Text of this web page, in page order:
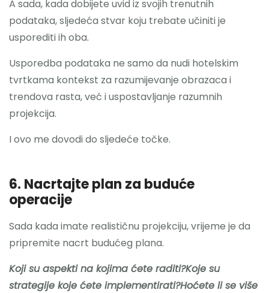
A sada, kada dobijete uvid iz svojih trenutnih
podataka, sljedeća stvar koju trebate učiniti je
usporediti ih oba.
Usporedba podataka ne samo da nudi hotelskim
tvrtkama kontekst za razumijevanje obrazaca i
trendova rasta, već i uspostavljanje razumnih
projekcija.
I ovo me dovodi do sljedeće točke.
6. Nacrtajte plan za buduće
operacije
Sada kada imate realističnu projekciju, vrijeme je da
pripremite nacrt budućeg plana.
Koji su aspekti na kojima ćete raditi?Koje su
strategije koje ćete implementirati?Hoćete li se više